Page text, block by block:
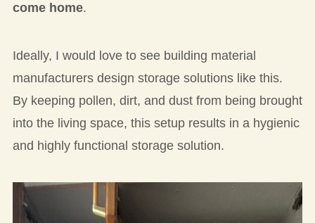
come home.
Ideally, I would love to see building material
manufacturers design storage solutions like this.
By keeping pollen, dirt, and dust from being brought
into the living space, this setup results in a hygienic
and highly functional storage solution.